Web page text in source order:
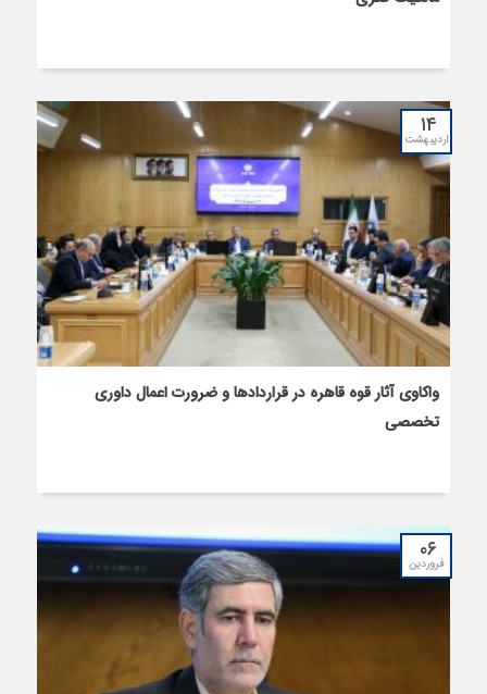
۱۴
اردیبهشت
واکاوی آثار قوه قاهره در قراردادها و ضرورت اعمال داوری
تخصصی
۰۶
فروردین